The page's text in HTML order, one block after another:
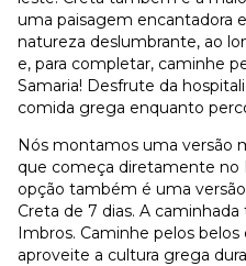
uma paisagem encantadora
natureza deslumbrante, ao
e, para completar, caminhe
Samaria! Desfrute da
comida grega enquanto
Nós montamos uma versão
que começa diretamente no
opção também é uma
Creta de 7 dias. A
Imbros. Caminhe pelos
aproveite a cultura grega